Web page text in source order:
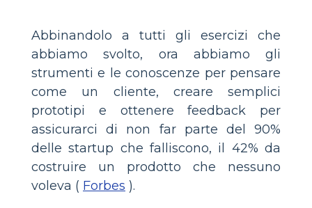
Abbinandolo a tutti gli esercizi che
abbiamo svolto, ora abbiamo gli
strumenti e le conoscenze per pensare
come un cliente, creare semplici
prototipi e ottenere feedback per
assicurarci di non far parte del 90%
delle startup che falliscono, il 42% da
costruire un prodotto che nessuno
voleva ( Forbes ).